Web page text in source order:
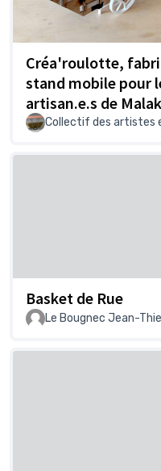
Créa'roulotte,
stand mobile pour
artisan.e.s de
Collectif des artistes
Basket de Rue
Le Bougnec Jean-